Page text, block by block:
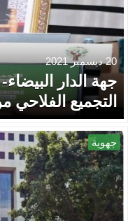
20 ديسمبر 2021
جهة الدار
التجميع الفلاحي
جهوية